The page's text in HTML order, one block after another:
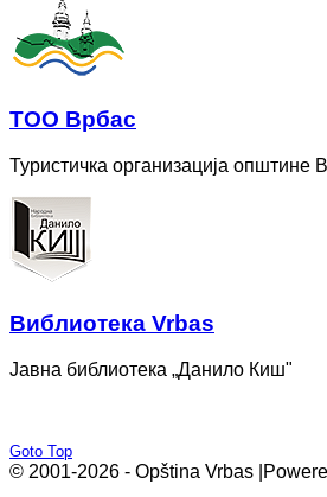
ТОО Врбас
Туристичка организација општине
Bиблиотека Vrbas
Јавна библиотека „Данило Киш"
Goto Top
© 2001-2026 - Opština Vrbas |